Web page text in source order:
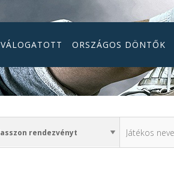
VÁLOGATOTT ORSZÁGOS DÖNTŐK